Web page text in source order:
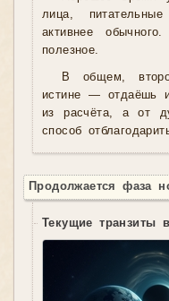
лица,
активнее
полезное.
В общем,
истине — отдаёшь
из расчёта, а от
способ
Продолжается фаза
Текущие транзиты